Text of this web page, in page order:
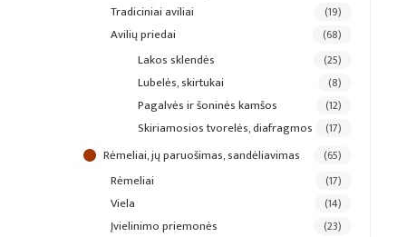
tradiciniai aviliai (19)
avilių priedai (68)
lakos sklendės (25)
lubelės, skirtukai (8)
pagalvės ir šoninės kamšos (12)
skiriamosios tvorelės, diafragmos (17)
rėmeliai, jų paruošimas, sandėliavimas (65)
rėmeliai (17)
viela (14)
įvielinimo priemonės (23)